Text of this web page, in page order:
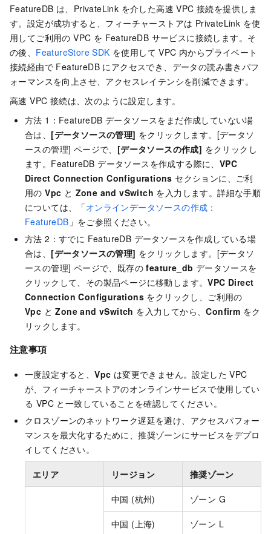
FeatureDB は、PrivateLink を介した高速 VPC 接続を提供しま
す。設定が成功すると、フィーチャーストアは PrivateLink を使
用してご利用の VPC を FeatureDB サービスに接続します。そ
の後、 FeatureStore SDK を使用して VPC 内からプライベート
接続経由で FeatureDB にアクセスでき、データの読み書きパフ
ォーマンスを向上させ、アクセスレイテンシを削減できます。
高速 VPC 接続は、次のように設定します。
方法 1：FeatureDB データソースをまだ作成していない場
合は、 [データソースの管理] をクリックします。[データソ
ースの管理] ページで、 [データソースの作成] をクリックし
ます。FeatureDB データソースを作成する際に、 VPC
Direct Connection Configurations セクションに、ご利
用のVpc と Zone and vSwitch を入力します。詳細な手順
については、「オンラインデータソースの作成：
FeatureDB 」をご参照ください。
方法 2：すでに FeatureDB データソースを作成している場
合は、 [データソースの管理] をクリックします。[データソ
ースの管理] ページで、既存のfeature_db データソースを
クリックして、その製品ページに移動します。VPC Direct
Connection Configurations をクリックし、ご利用の
Vpc とZone and vSwitch を入力してから、Confirm をク
リックします。
注意事項
一度設定すると、Vpc は変更できません。設定した VPC
が、フィーチャーストアのオンラインサービスで使用してい
る VPC と一致していることを確認してください。
クロスゾーンのネットワーク遅延を避け、アクセスパフォー
マンスを最大化するために、推奨ゾーンにサービスをデプロ
イしてください。
エリア リージョン 推奨ゾーン
中国 (杭州) ゾーン G
中国 (上海) ゾーン L